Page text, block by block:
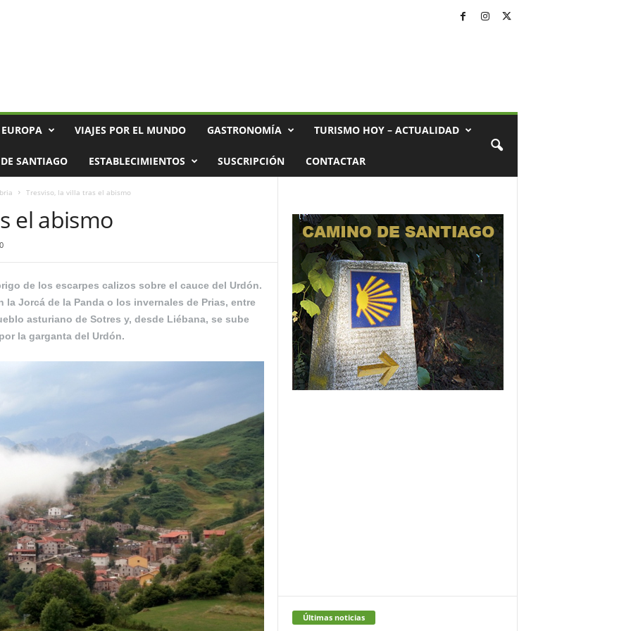
VIAJES POR EL MUNDO GASTRONOMÍA TURISMO HOY – ACTUALIDAD
SANTIAGO ESTABLECIMIENTOS SUSCRIPCIÓN CONTACTAR
Tresviso, la villa tras el abismo
el abismo
0
de los escarpes calizos sobre el cauce del Urdón.
Jorcá de la Panda o los invernales de Prias, entre
asturiano de Sotres y, desde Liébana, se sube
la garganta del Urdón.
Últimas noticias